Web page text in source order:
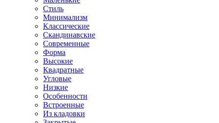
Стиль
Минимализм
Классические
Скандинавские
Современные
Форма
Высокие
Квадратные
Угловые
Низкие
Особенности
Встроенные
Из кладовки